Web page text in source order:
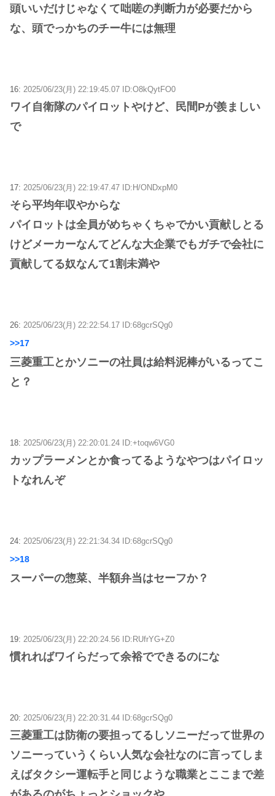
頭いいだけじゃなくて咄嗟の判断力が必要だから
な、頭でっかちのチー牛には無理
16: 2025/06/23(月) 22:19:45.07 ID:O8kQytFO0
ワイ自衛隊のパイロットやけど、民間Pが羨ましい
で
17: 2025/06/23(月) 22:19:47.47 ID:H/ONDxpM0
そら平均年収やからな
パイロットは全員がめちゃくちゃでかい貢献しとる
けどメーカーなんてどんな大企業でもガチで会社に
貢献してる奴なんて1割未満や
26: 2025/06/23(月) 22:22:54.17 ID:68gcrSQg0
>>17
三菱重工とかソニーの社員は給料泥棒がいるってこ
と？
18: 2025/06/23(月) 22:20:01.24 ID:+toqw6VG0
カップラーメンとか食ってるようなやつはパイロッ
トなれんぞ
24: 2025/06/23(月) 22:21:34.34 ID:68gcrSQg0
>>18
スーパーの惣菜、半額弁当はセーフか？
19: 2025/06/23(月) 22:20:24.56 ID:RUfrYG+Z0
慣れればワイらだって余裕でできるのにな
20: 2025/06/23(月) 22:20:31.44 ID:68gcrSQg0
三菱重工は防衛の要担ってるしソニーだって世界の
ソニーっていうくらい人気な会社なのに言ってしま
えばタクシー運転手と同じような職業とここまで差